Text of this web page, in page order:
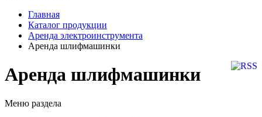
Главная
Каталог продукции
Аренда электроинструмента
Аренда шлифмашинки
Аренда шлифмашинки
Меню раздела